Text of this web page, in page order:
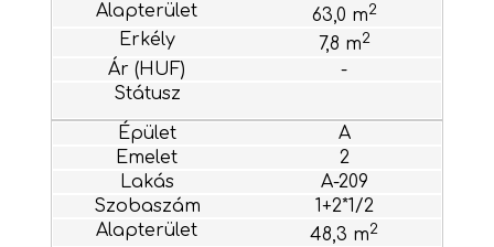
63,0 m2
7,8 m2
-
A
2
A-209
1+2*1/2
48,3 m2